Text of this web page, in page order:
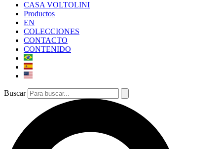
CASA VOLTOLINI
Productos
EN
COLECCIONES
CONTACTO
CONTENIDO
Buscar